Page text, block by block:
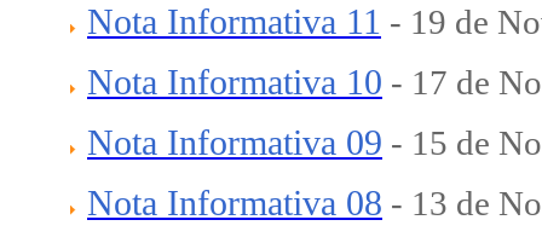
Nota Informativa 11 - 19 de
Nota Informativa 10 - 17 de
Nota Informativa 09 - 15 de
Nota Informativa 08 - 13 de